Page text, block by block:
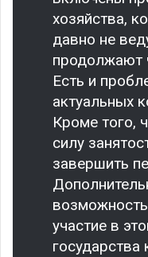
хозяйства,
давно не
продолжают
Есть и
актуальных
Кроме того,
силу
завершить
участие в
государства